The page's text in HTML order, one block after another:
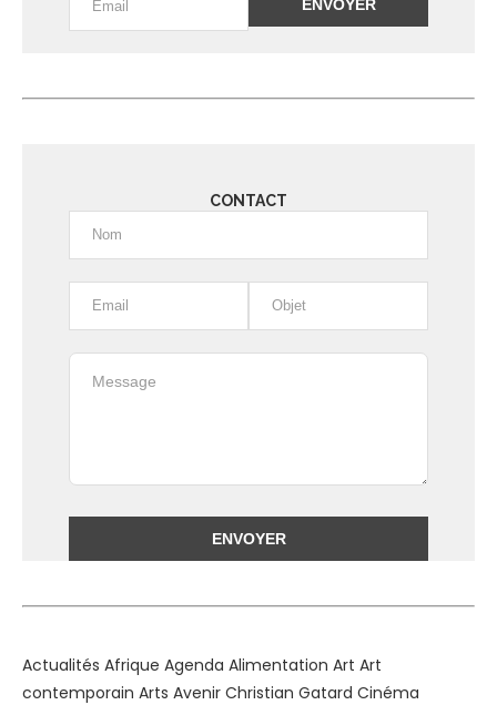
CONTACT
Actualités Afrique Agenda Alimentation Art Art
contemporain Arts Avenir Christian Gatard Cinéma